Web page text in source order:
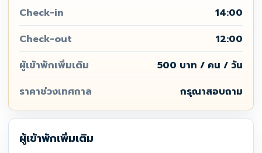
Check-in
14:00
Check-out
12:00
ผู้เข้าพักเพิ่มเติม
500 บาท / คน / วัน
ราคาช่วงเทศกาล
กรุณาสอบถาม
ผู้เข้าพักเพิ่มเติม